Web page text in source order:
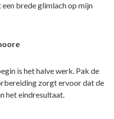
brede glimlach op mijn
is het halve werk. Pak de
zorgt ervoor dat de
het eindresultaat.